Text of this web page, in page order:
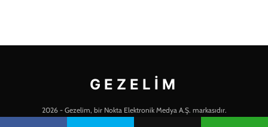
GEZELIM
2026 - Gezelim, bir Nokta Elektronik Medya A.Ş. markasıdır.